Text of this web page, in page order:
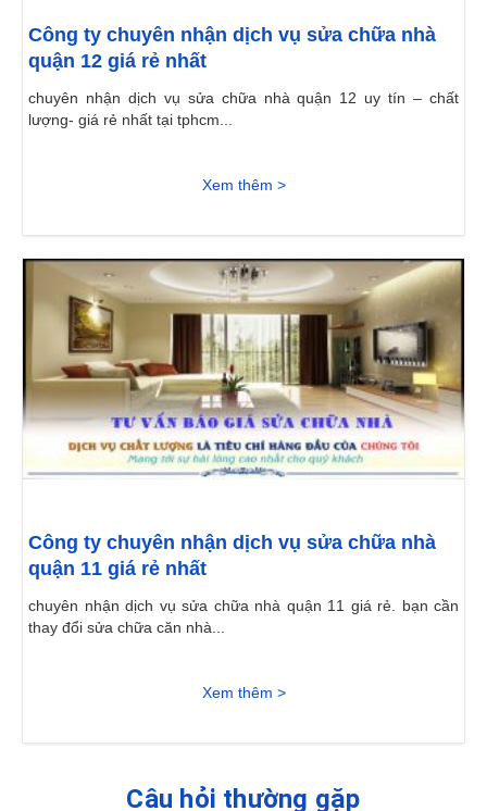
Công ty chuyên nhận dịch vụ sửa chữa nhà
quận 12 giá rẻ nhất
chuyên nhận dịch vụ sửa chữa nhà quận 12 uy tín – chất
lượng- giá rẻ nhất tại tphcm...
Xem thêm >
Công ty chuyên nhận dịch vụ sửa chữa nhà
quận 11 giá rẻ nhất
chuyên nhận dịch vụ sửa chữa nhà quận 11 giá rẻ. bạn cần
thay đổi sửa chữa căn nhà...
Xem thêm >
Câu hỏi thường gặp